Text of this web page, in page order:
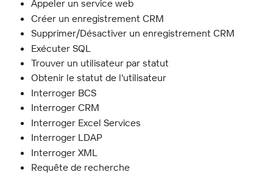
Appeler un service web
Créer un enregistrement CRM
Supprimer/Désactiver un enregistrement CRM
Exécuter SQL
Trouver un utilisateur par statut
Obtenir le statut de l'utilisateur
Interroger BCS
Interroger CRM
Interroger Excel Services
Interroger LDAP
Interroger XML
Requête de recherche